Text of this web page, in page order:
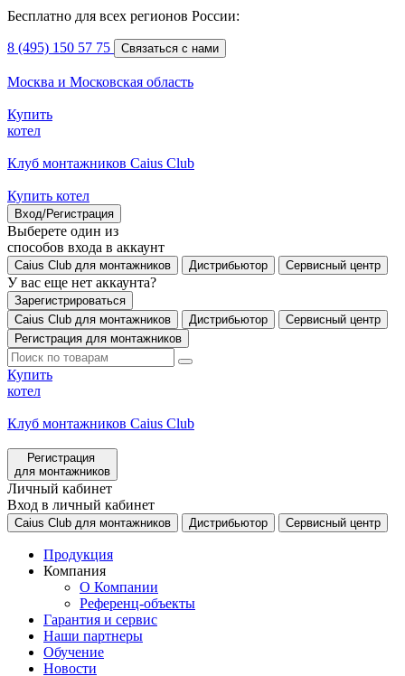
Бесплатно для всех регионов России:
8 (495) 150 57 75 Связаться с нами
Москва и Московская область
Купить
котел
Клуб монтажников Caius Club
Купить котел
Вход/Регистрация
Выберете один из
способов входа в аккаунт
Caius Club для монтажников Дистрибьютор Сервисный центр
У вас еще нет аккаунта?
Зарегистрироваться
Caius Club для монтажников
Дистрибьютор
Сервисный центр
Регистрация для монтажников
Купить
котел
Клуб монтажников Caius Club
Регистрация
для монтажников
Личный кабинет
Вход в личный кабинет
Caius Club для монтажников Дистрибьютор Сервисный центр
Продукция
Компания
О Компании
Референц-объекты
Гарантия и сервис
Наши партнеры
Обучение
Новости